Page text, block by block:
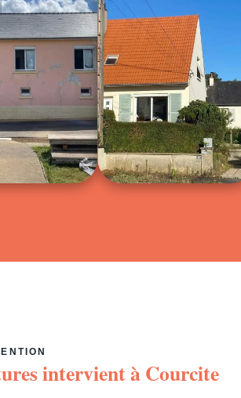
intervient àCourcite